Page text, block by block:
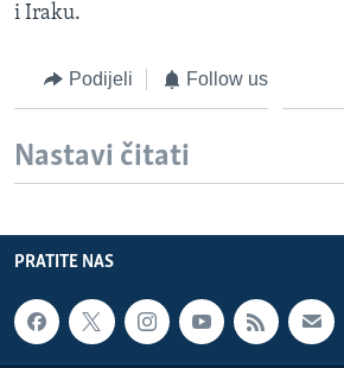
i Iraku.
Podijeli Follow us
Nastavi čitati
PRATITE NAS